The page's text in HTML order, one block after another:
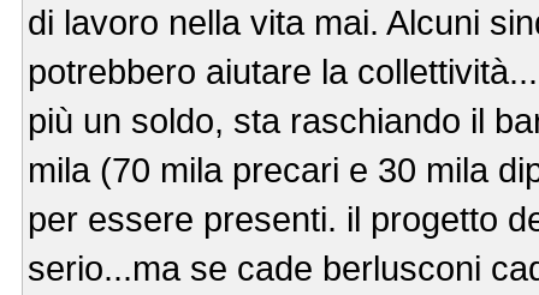
di lavoro nella vita mai. Alcuni
potrebbero aiutare la
più un soldo, sta raschiando il
mila (70 mila precari e 30 mila
per essere presenti. il progetto
serio...ma se cade berlusconi